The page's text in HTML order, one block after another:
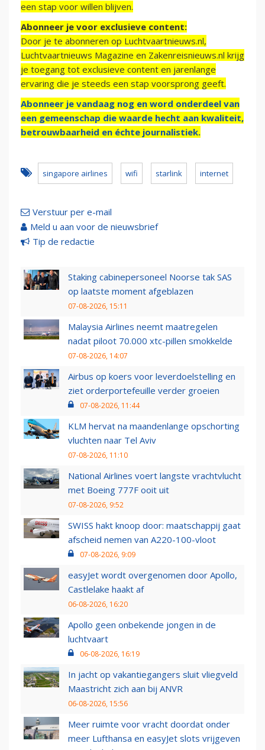
een stap voor willen blijven.
Abonneer je voor exclusieve content:
Door je te abonneren op Luchtvaartnieuws.nl,
Luchtvaartnieuws Magazine en Zakenreisnieuws.nl krijg
je toegang tot exclusieve content en jarenlange
ervaring die je steeds een stap voorsprong geeft.
Abonneer je vandaag nog en word onderdeel van
een gemeenschap die waarde hecht aan kwaliteit,
betrouwbaarheid en échte journalistiek.
singapore airlines wifi starlink internet
Verstuur per e-mail
Meld u aan voor de nieuwsbrief
Tip de redactie
Staking cabinepersoneel Noorse tak SAS
op laatste moment afgeblazen
07-08-2026, 15:11
Malaysia Airlines neemt maatregelen
nadat piloot 70.000 xtc-pillen smokkelde
07-08-2026, 14:07
Airbus op koers voor leverdoelstelling en
ziet orderportefeuille verder groeien
07-08-2026, 11:44
KLM hervat na maandenlange opschorting
vluchten naar Tel Aviv
07-08-2026, 11:10
National Airlines voert langste vrachtvlucht
met Boeing 777F ooit uit
07-08-2026, 9:52
SWISS hakt knoop door: maatschappij gaat
afscheid nemen van A220-100-vloot
07-08-2026, 9:09
easyJet wordt overgenomen door Apollo,
Castlelake haakt af
06-08-2026, 16:20
Apollo geen onbekende jongen in de
luchtvaart
06-08-2026, 16:19
In jacht op vakantiegangers sluit vliegveld
Maastricht zich aan bij ANVR
06-08-2026, 15:56
Meer ruimte voor vracht doordat onder
meer Lufthansa en easyJet slots vrijgeven